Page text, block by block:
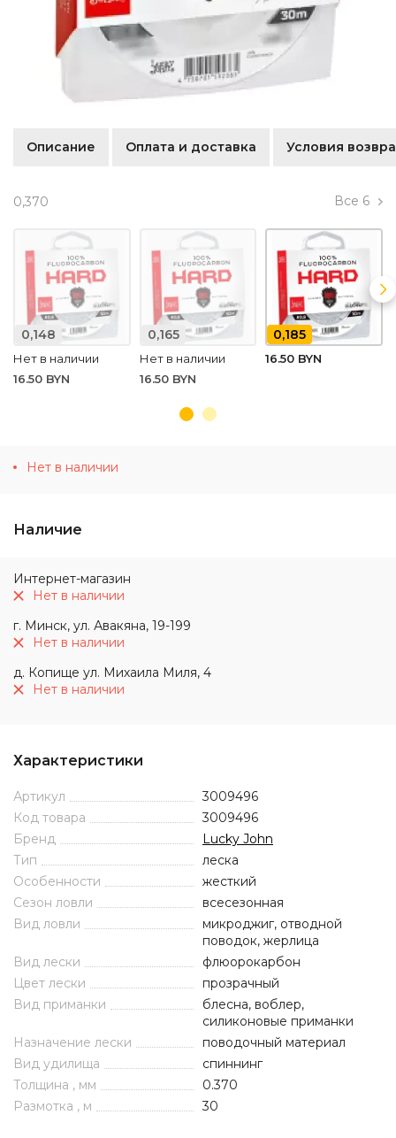
Описание Оплата и доставка Условия
0,370 Все 6
0,148
Нет в наличии
16.50 BYN
0,165
Нет в наличии
16.50 BYN
0,185
16.50 BYN
Нет в наличии
Наличие
Интернет-магазин
Нет в наличии
г. Минск, ул. Авакяна, 19-199
Нет в наличии
д. Копище ул. Михаила Миля, 4
Нет в наличии
Характеристики
Артикул
3009496
Код товара
3009496
Бренд
Lucky John
Тип
леска
Особенности
жесткий
Сезон ловли
всесезонная
Вид ловли
микроджиг, отводной
поводок, жерлица
Вид лески
флюорокарбон
Цвет лески
прозрачный
Вид приманки
блесна, воблер,
силиконовые приманки
Назначение лески
поводочный материал
Вид удилища
спиннинг
Толщина , мм
0.370
Размотка , м
30